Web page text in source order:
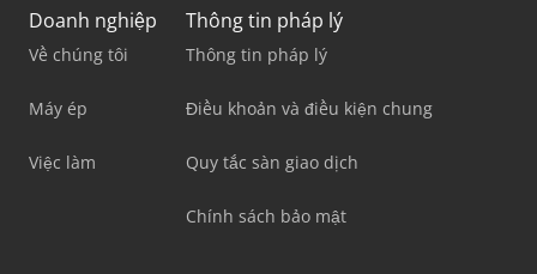
Doanh nghiệp
Về chúng tôi
Máy ép
Việc làm
Thông tin pháp lý
Thông tin pháp lý
Điều khoản và điều kiện chung
Quy tắc sàn giao dịch
Chính sách bảo mật